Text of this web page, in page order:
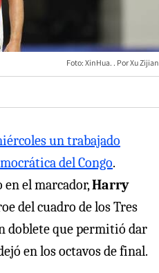
Foto: XinHua. Xu Zijian
un trabajado
del Congo.
en el marcador,Harry
del cuadro de los Tres
doblete que permitió dar
en los octavos de final.